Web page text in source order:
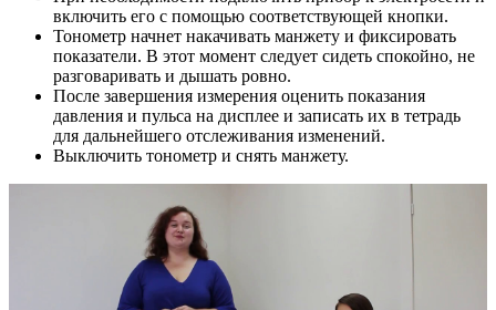
включить его с помощью соответствующей кнопки.
Тонометр начнет накачивать манжету и фиксировать
показатели. В этот момент следует сидеть спокойно, не
разговаривать и дышать ровно.
После завершения измерения оценить показания
давления и пульса на дисплее и записать их в тетрадь
для дальнейшего отслеживания изменений.
Выключить тонометр и снять манжету.